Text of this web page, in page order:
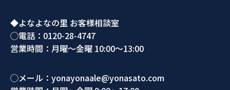
◆よなよなの里 お客様相談室
◯電話：0120-28-4747
営業時間：月曜～金曜 10:00～13:00
◯メール：yonayonaale@yonasato.com